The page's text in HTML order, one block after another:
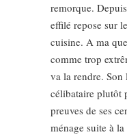
remorque.
effilé repose sur
cuisine. A ma
comme trop
va la rendre.
célibataire plutôt
preuves de ses
ménage suite à